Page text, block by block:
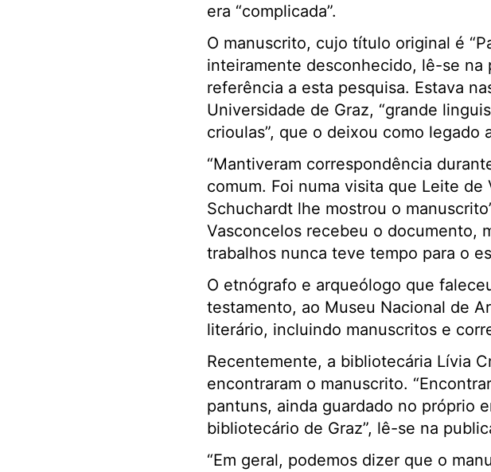
era “complicada”.
O manuscrito, cujo título original é
inteiramente desconhecido, lê-se
referência a esta pesquisa. Estava
Universidade de Graz, “grande
crioulas”, que o deixou como legado
“Mantiveram correspondência
comum. Foi numa visita que Leite
Schuchardt lhe mostrou o
Vasconcelos recebeu o documento,
trabalhos nunca teve tempo para o
O etnógrafo e arqueólogo que
testamento, ao Museu Nacional de
literário, incluindo manuscritos e
Recentemente, a bibliotecária Lívia
encontraram o manuscrito.
pantuns, ainda guardado no próprio
bibliotecário de Graz”, lê-se na
“Em geral, podemos dizer que o